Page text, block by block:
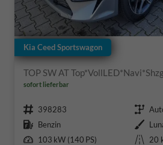
Kia Ceed Sportswagon
TOP SW AT
sofort lieferbar
Fahrzeugnr. 398283 Getriebe
Kraftstoff Benzin Außenfarbe
Leistung 103 kW (140 PS) Kilometerstand
20